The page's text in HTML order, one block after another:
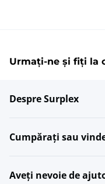
Urmați-ne și fiți la
Despre Surplex
Cumpărați sau
Aveți nevoie de